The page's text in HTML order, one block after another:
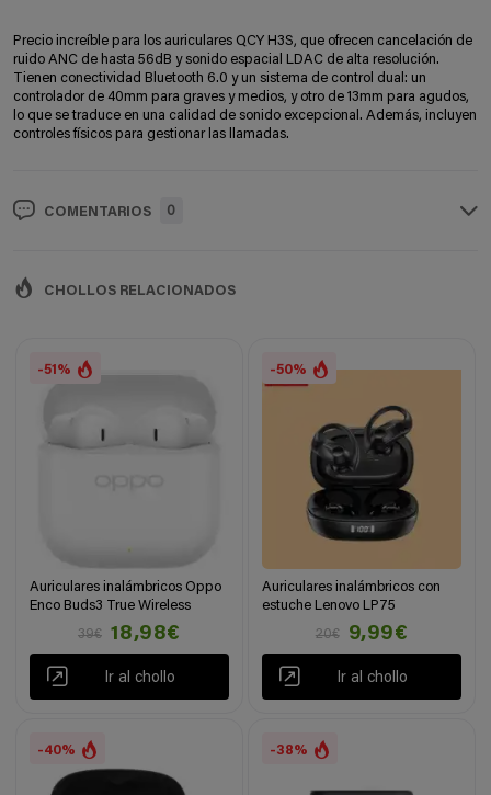
Precio increíble para los auriculares QCY H3S, que ofrecen cancelación de
ruido ANC de hasta 56dB y sonido espacial LDAC de alta resolución.
Tienen conectividad Bluetooth 6.0 y un sistema de control dual: un
controlador de 40mm para graves y medios, y otro de 13mm para agudos,
lo que se traduce en una calidad de sonido excepcional. Además, incluyen
controles físicos para gestionar las llamadas.
COMENTARIOS 0
CHOLLOS RELACIONADOS
-51%
Auriculares inalámbricos Oppo
Enco Buds3 True Wireless
39€
18,98€
Ir al chollo
-50%
Auriculares inalámbricos con
estuche Lenovo LP75
20€
9,99€
Ir al chollo
-40% -38%